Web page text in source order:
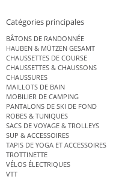
Catégories principales
BÂTONS DE RANDONNÉE
HAUBEN & MÜTZEN GESAMT
CHAUSSETTES DE COURSE
CHAUSSETTES & CHAUSSONS
CHAUSSURES
MAILLOTS DE BAIN
MOBILIER DE CAMPING
PANTALONS DE SKI DE FOND
ROBES & TUNIQUES
SACS DE VOYAGE & TROLLEYS
SUP & ACCESSOIRES
TAPIS DE YOGA ET ACCESSOIRES
TROTTINETTE
VÉLOS ÉLECTRIQUES
VTT